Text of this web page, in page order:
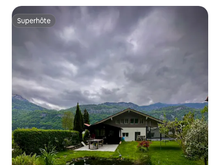
Superhôte
Superhôte